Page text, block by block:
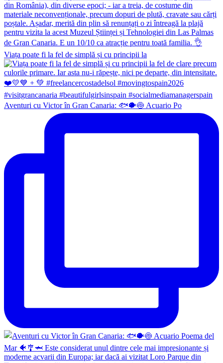
Viața poate fi la fel de simplă și cu principii la
Aventuri cu Victor în Gran Canaria: 🐟🐡🍥 Acuario Po